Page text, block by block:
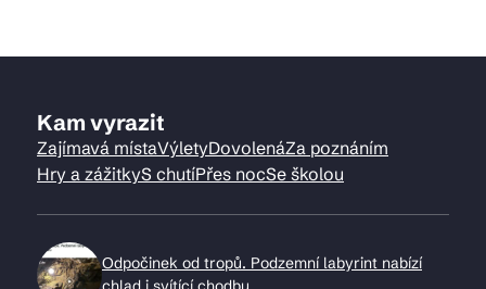
Kam vyrazit
Zajímavá místaVýletyDovolenáZa poznáním
Hry a zážitkyS chutíPřes nocSe školou
Odpočinek od tropů. Podzemní labyrint nabízí